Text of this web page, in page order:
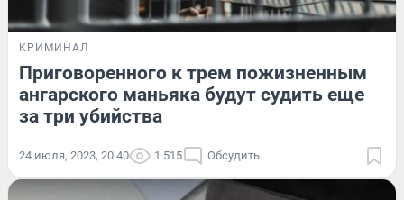
КРИМИНАЛ
Приговоренного к трем пожизненным
ангарского маньяка будут судить еще
за три убийства
24 июля, 2023, 20:40 1 515 Обсудить